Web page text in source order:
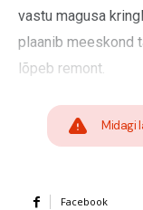
vastu magusa
plaanib meeskond
lõpeb remont.
Midagi
Facebook